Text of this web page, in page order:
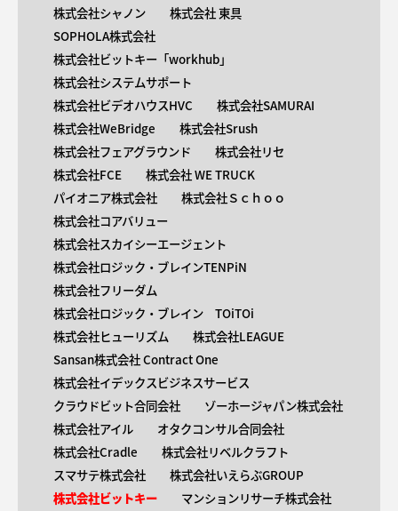
株式会社シャノン
株式会社 東具
SOPHOLA株式会社
株式会社ビットキー「workhub」
株式会社システムサポート
株式会社ビデオハウスHVC
株式会社SAMURAI
株式会社WeBridge
株式会社Srush
株式会社フェアグラウンド
株式会社リセ
株式会社FCE
株式会社 WE TRUCK
パイオニア株式会社
株式会社Ｓｃｈｏｏ
株式会社コアバリュー
株式会社スカイシーエージェント
株式会社ロジック・ブレインTENPiN
株式会社フリーダム
株式会社ロジック・ブレイン TOiTOi
株式会社ヒューリズム
株式会社LEAGUE
Sansan株式会社 Contract One
株式会社イデックスビジネスサービス
クラウドビット合同会社
ゾーホージャパン株式会社
株式会社アイル
オタクコンサル合同会社
株式会社Cradle
株式会社リベルクラフト
スマサテ株式会社
株式会社いえらぶGROUP
株式会社ビットキー
マンションリサーチ株式会社